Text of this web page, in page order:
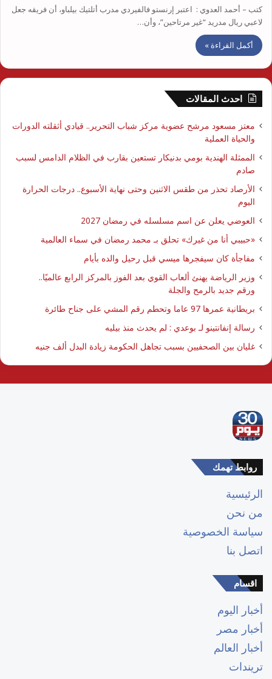
كتب – أحمد العدوي : اعتبر إرنستو فالفيردي مدرب أتلتيك بيلباو، أن فريقه جعل
لاعبي ريال مدريد “غير مرتاحين”، وأن…
أكمل القراءة »
احدث المقالات
معتز مسعود مرشح عضوية مركز شباب التحرير.. قيادي أثقلته الدورات
والحياة العملية
الممثلة الهندية بومي بدنيكار تستعين بقارب في الظلام الدامس لسبب
صادم
الأرصاد تحذر من طقس الاثنين وحتى نهاية الأسبوع.. درجات الحرارة
اليوم
العوضي يعلن عن اسم مسلسله في رمضان 2027
​«حبيبي أنا من غيرك» تحلق بـ محمد رمضان في سماء العالمية
مفاجأة كان سيفجرها ميسي قبل رحيل والده بأيام
وزير الرياضة يهنئ ألعاب القوي بعد الفوز بالمركز الرابع عالميًا..
ورقم جديد بالرمح والجلة
بريطانية عمرها 97 عاما وتحطم رقم المشي على جناح طائرة
رسالة إنفانتينو لـ بوعدي : لم يحدث منذ بيليه
غليان بين الصحفيين بسبب تجاهل الحكومة زيادة البدل ألف جنيه
روابط تهمك
الرئيسية
من نحن
سياسة الخصوصية
اتصل بنا
اقسام
أخبار اليوم
أخبار مصر
أخبار العالم
تريندات